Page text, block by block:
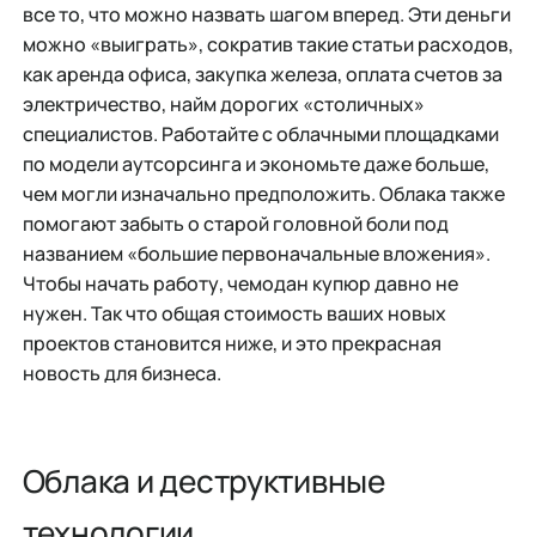
все то, что можно назвать шагом вперед. Эти деньги
можно «выиграть», сократив такие статьи расходов,
как аренда офиса, закупка железа, оплата счетов за
электричество, найм дорогих «столичных»
специалистов. Работайте с облачными площадками
по модели аутсорсинга и экономьте даже больше,
чем могли изначально предположить. Облака также
помогают забыть о старой головной боли под
названием «большие первоначальные вложения».
Чтобы начать работу, чемодан купюр давно не
нужен. Так что общая стоимость ваших новых
проектов становится ниже, и это прекрасная
новость для бизнеса.
Облака и деструктивные